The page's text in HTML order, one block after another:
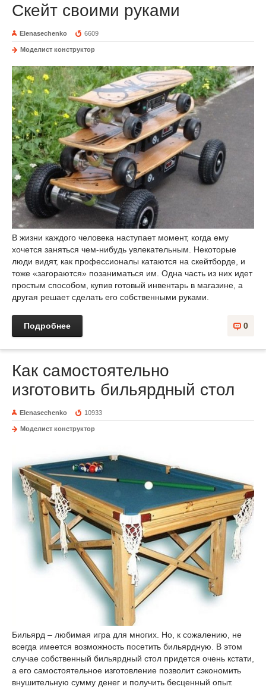
Скейт своими руками
Elenasechenko 6609
Моделист конструктор
В жизни каждого человека наступает момент, когда ему
хочется заняться чем-нибудь увлекательным. Некоторые
люди видят, как профессионалы катаются на скейтборде, и
тоже «загораются» позаниматься им. Одна часть из них идет
простым способом, купив готовый инвентарь в магазине, а
другая решает сделать его собственными руками.
0
Подробнее
Как самостоятельно
изготовить бильярдный стол
Elenasechenko 10933
Моделист конструктор
Бильярд – любимая игра для многих. Но, к сожалению, не
всегда имеется возможность посетить бильярдную. В этом
случае собственный бильярдный стол придется очень кстати,
а его самостоятельное изготовление позволит сэкономить
внушительную сумму денег и получить бесценный опыт.